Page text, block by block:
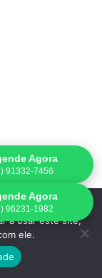
Agora
91332-7456
Agora
96231-1982
a melhor
a usar este site,
ele.